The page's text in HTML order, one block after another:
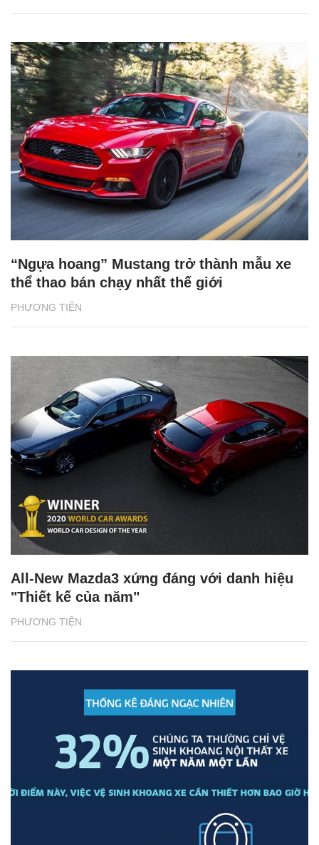
PHƯƠNG TIỆN
“Ngựa hoang” Mustang trở thành mẫu xe
thể thao bán chạy nhất thế giới
PHƯƠNG TIỆN
All-New Mazda3 xứng đáng với danh hiệu
"Thiết kế của năm"